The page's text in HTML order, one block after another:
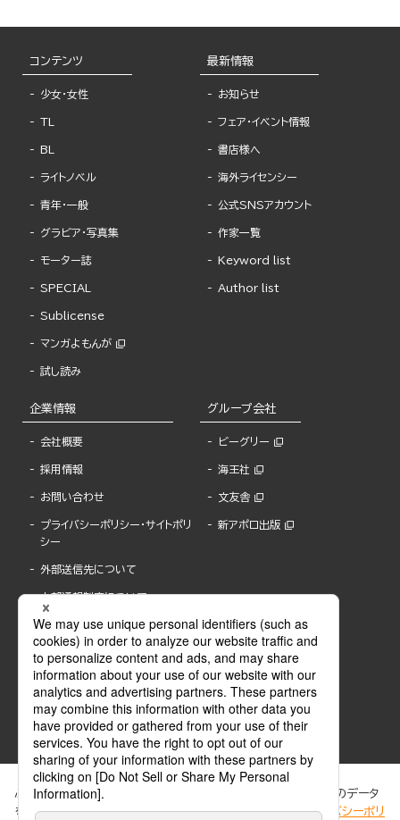
コンテンツ
少女・女性
TL
BL
ライトノベル
青年・一般
グラビア・写真集
モーター誌
SPECIAL
Sublicense
マンガよもんが
試し読み
最新情報
お知らせ
フェア・イベント情報
書店様へ
海外ライセンシー
公式SNSアカウント
作家一覧
Keyword list
Author list
企業情報
会社概要
採用情報
お問い合わせ
プライバシーポリシー・サイトポリ
シー
外部送信先について
内部通報制度について
グループ会社
ビーグリー
海王社
文友舎
新アポロ出版
ぶんか社が運営するサイトでは、利便性向上のためにCookie等のデータ
を使用しています。 当社のCookieについての詳細は、「プライバシーポリ